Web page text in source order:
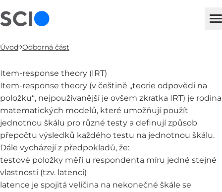
Úvod Odborná část
Item-response theory (IRT)
Item-response theory (v češtině „teorie odpovědi na
položku“, nejpoužívanější je ovšem zkratka IRT) je rodina
matematických modelů, které umožňují použít
jednotnou škálu pro různé testy a definují způsob
přepočtu výsledků každého testu na jednotnou škálu.
Dále vycházejí z předpokladů, že:
testové položky měří u respondenta míru jedné stejné
vlastnosti (tzv. latenci)
latence je spojitá veličina na nekonečné škále se